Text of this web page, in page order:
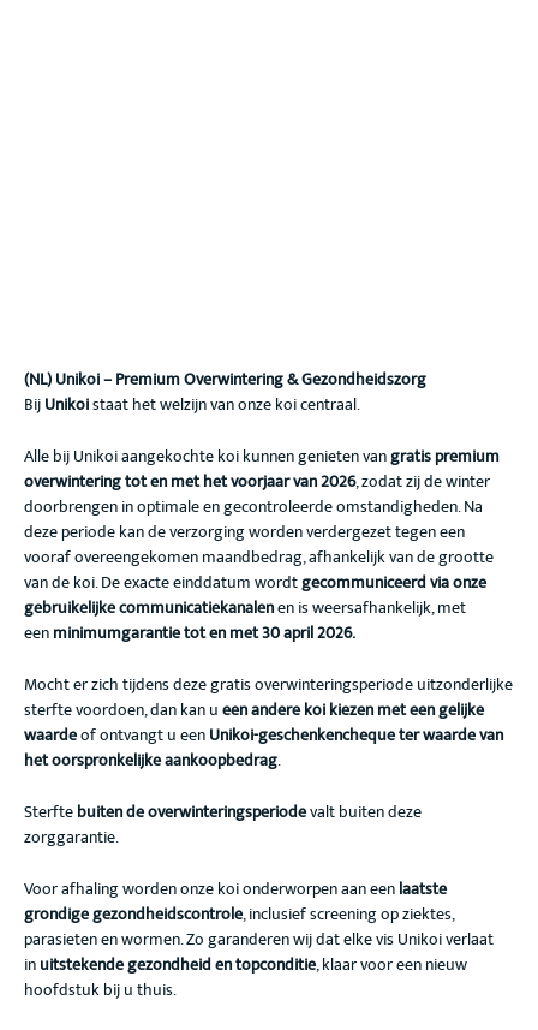
(NL) Unikoi – Premium Overwintering & Gezondheidszorg
BijUnikoistaat het welzijn van onze koi centraal.
Alle bij Unikoi aangekochte koi kunnen genieten vangratis premium
overwintering tot en met het voorjaar van 2026, zodat zij de winter
doorbrengen in optimale en gecontroleerde omstandigheden. Na
deze periode kan de verzorging worden verdergezet tegen een
vooraf overeengekomen maandbedrag, afhankelijk van de grootte
van de koi. De exacte einddatum wordtgecommuniceerd via onze
gebruikelijke communicatiekanalenen is weersafhankelijk, met
eenminimumgarantie tot en met 30 april 2026.
Mocht er zich tijdens deze gratis overwinteringsperiode uitzonderlijke
sterfte voordoen, dan kan ueen andere koi kiezen met een gelijke
waardeof ontvangt u eenUnikoi-geschenkencheque ter waarde van
het oorspronkelijke aankoopbedrag.
Sterftebuiten de overwinteringsperiodevalt buiten deze
zorggarantie.
Voor afhaling worden onze koi onderworpen aan eenlaatste
grondige gezondheidscontrole, inclusief screening op ziektes,
parasieten en wormen. Zo garanderen wij dat elke vis Unikoi verlaat
inuitstekende gezondheid en topconditie, klaar voor een nieuw
hoofdstuk bij u thuis.